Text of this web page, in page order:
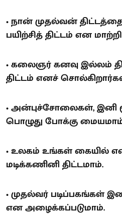
• நான் முதல்வன்
பயிற்சித் திட்டம் என
• கலைஞர் கனவு இல்லம்
திட்டம் எனச்
• அன்புச்சோலைகள், இனி
பொழுது போக்கு
• உலகம் உங்கள் கையில்
மடிக்கணினி திட்டமாம்.
• முதல்வர் படிப்பகங்கள்
என அழைக்கப்படுமாம்.